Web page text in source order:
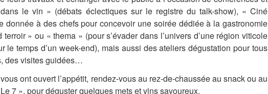
le vin » (débats éclectiques sur le registre du talk-show), « Ciné
donnée à des chefs pour concevoir une soirée dédiée à la gastronomie
» ou « thema » (pour s’évader dans l’univers d’une région viticole
le temps d’un week-end), mais aussi des ateliers dégustation pour tous
des visites guidées…
ont ouvert l’appétit, rendez-vous au rez-de-chaussée au snack ou au
7 », pour déguster quelques mets et vins savoureux.